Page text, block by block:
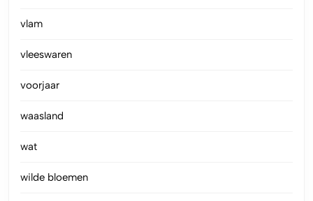
vlam
vleeswaren
voorjaar
waasland
wat
wilde bloemen